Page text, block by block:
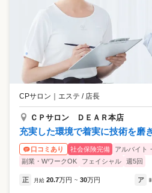
CPサロン エステ / 店長
ＣＰサロン ＤＥＡＲ本店
充実した環境で着実に技術を磨
口コミあり 社会保険完備 アルバイト
副業・WワークOK
フェイシャル 週5回
正 月給 20.7万円 ~ 30万円 ア